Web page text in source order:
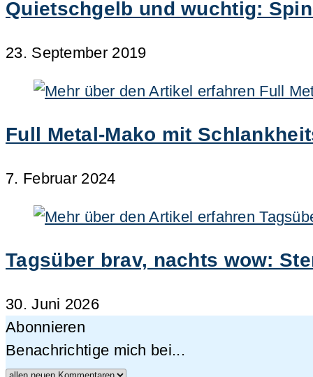
Quietschgelb und wuchtig:
23. September 2019
Full Metal-Mako mit
7. Februar 2024
Tagsüber brav, nachts wow:
30. Juni 2026
Abonnieren
Benachrichtige mich bei...